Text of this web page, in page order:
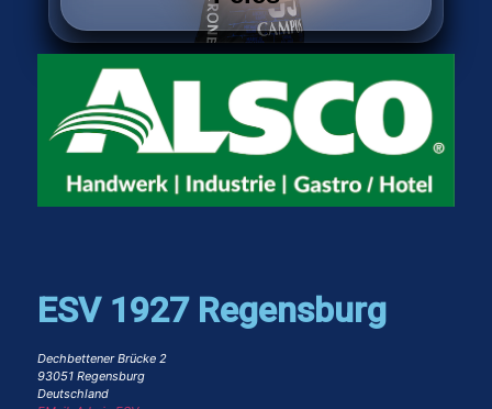
ESV 1927 Regensburg
Dechbettener Brücke 2
93051 Regensburg
Deutschland